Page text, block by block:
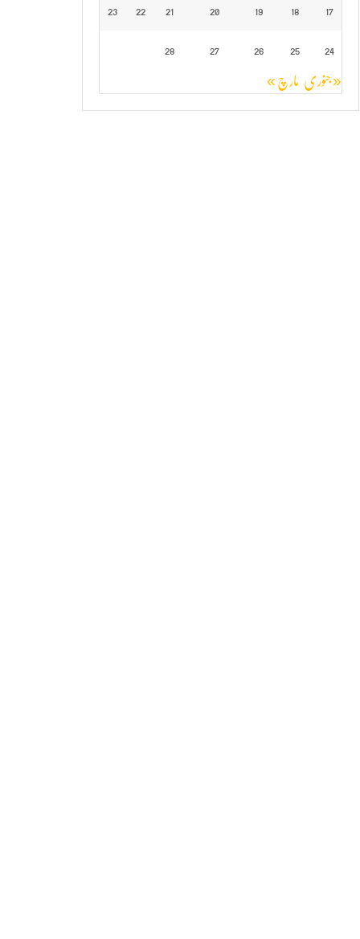
17
18
19
20
21
22
23
24
25
26
27
28
« جنوری مارچ »